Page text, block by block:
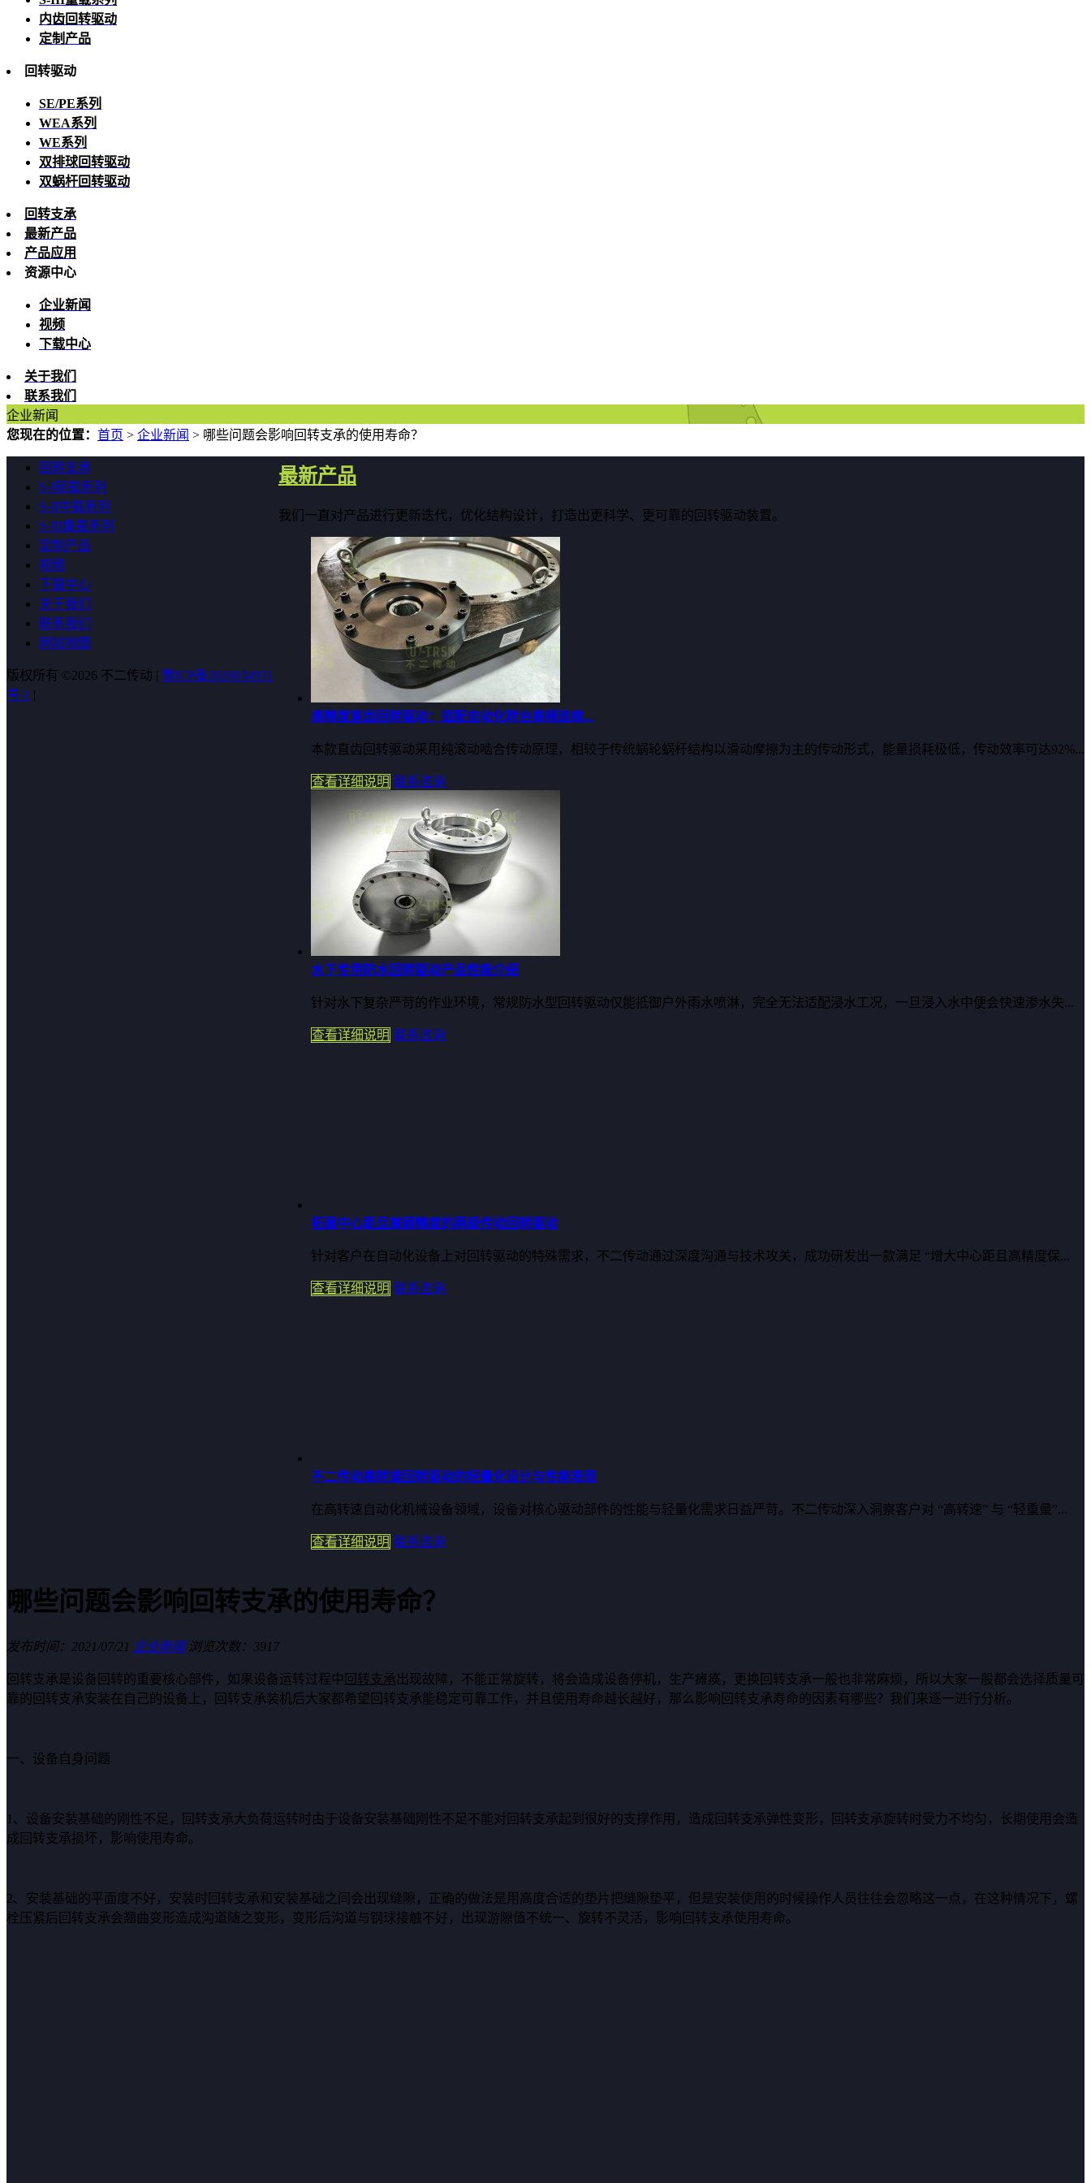
内齿回转驱动
定制产品
回转驱动
SE/PE系列
WEA系列
WE系列
双排球回转驱动
双蜗杆回转驱动
回转支承
最新产品
产品应用
资源中心
企业新闻
视频
下载中心
关于我们
联系我们
企业新闻
您现在的位置： 首页 > 企业新闻 > 哪些问题会影响回转支承的使用寿命？
最新产品
我们一直对产品进行更新迭代，优化结构设计，打造出更科学、更可靠的回转驱动装置。
高精度直齿回转驱动：适配自动化转台高频连续...
本款直齿回转驱动采用纯滚动啮合传动原理，相较于传统蜗轮蜗杆结构以滑动摩擦为主的传动形式，能量损耗极低，传动效率可达92%...
查看详细说明 联系咨询
水下专用防水回转驱动产品性能介绍
针对水下复杂严苛的作业环境，常规防水型回转驱动仅能抵御户外雨水喷淋，完全无法适配浸水工况，一旦浸入水中便会快速渗水失...
查看详细说明 联系咨询
拓展中心距且兼顾精度的两级传动回转驱动
针对客户在自动化设备上对回转驱动的特殊需求，不二传动通过深度沟通与技术攻关，成功研发出一款满足 “增大中心距且高精度保...
查看详细说明 联系咨询
不二传动高转速回转驱动的轻量化设计与性能表现
在高转速自动化机械设备领域，设备对核心驱动部件的性能与轻量化需求日益严苛。不二传动深入洞察客户对 “高转速” 与 “轻重量”...
查看详细说明 联系咨询
哪些问题会影响回转支承的使用寿命？
发布时间：2021/07/21 企业新闻 浏览次数：3917
回转支承是设备回转的重要核心部件，如果设备运转过程中 回转支承出现故障，不能正常旋转，将会造成设备停机，生产瘫痪，更换回转支承一般也非常麻烦，所以大家一般都会选择质量可
靠的回转支承安装在自己的设备上，回转支承装机后大家都希望回转支承能稳定可靠工作，并且使用寿命越长越好，那么影响回转支承寿命的因素有哪些？我们来逐一进行分析。
一、设备自身问题
1、设备安装基础的刚性不足，回转支承大负荷运转时由于设备安装基础刚性不足不能对回转支承起到很好的支撑作用，造成回转支承弹性变形，回转支承旋转时受力不均匀，长期使用会造
成回转支承损坏，影响使用寿命。
2、安装基础的平面度不好，安装时回转支承和安装基础之间会出现缝隙，正确的做法是用高度合适的垫片把缝隙垫平，但是安装使用的时候操作人员往往会忽略这一点，在这种情况下，螺
栓压紧后回转支承会翘曲变形造成沟道随之变形，变形后沟道与钢球接触不好，出现游隙值不统一、旋转不灵活，影响回转支承使用寿命。
回转支承
S-I轻载系列
S-II中载系列
S-III重载系列
定制产品
视频
下载中心
关于我们
联系我们
网站地图
版权所有 ©2026 不二传动 | 豫ICP备2020034951
号-1 |